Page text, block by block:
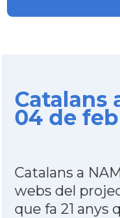
Catalans
04 de
Catalans a
webs del
que fa 21 anys